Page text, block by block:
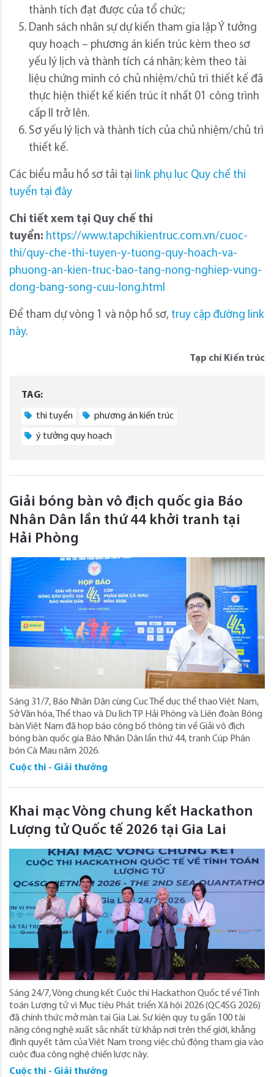
thành tích đạt được của tổ chức;
Danh sách nhân sự dự kiến tham gia lập Ý tưởng
quy hoạch – phương án kiến trúc kèm theo sơ
yếu lý lịch và thành tích cá nhân; kèm theo tài
liệu chứng minh có chủ nhiệm/chủ trì thiết kế đã
thực hiện thiết kế kiến trúc ít nhất 01 công trình
cấp II trở lên.
Sơ yếu lý lịch và thành tích của chủ nhiệm/chủ trì
thiết kế.
Các biểu mẫu hồ sơ tải tại link phụ lục Quy chế thi
tuyển tại đây
Chi tiết xem tại Quy chế thi
tuyển: https://www.tapchikientruc.com.vn/cuoc-
thi/quy-che-thi-tuyen-y-tuong-quy-hoach-va-
phuong-an-kien-truc-bao-tang-nong-nghiep-vung-
dong-bang-song-cuu-long.html
Để tham dự vòng 1 và nộp hồ sơ, truy cập đường link
này.
Tạp chí Kiến trúc
TAG:
thi tuyển phương án kiến trúc
ý tưởng quy hoạch
Giải bóng bàn vô địch quốc gia Báo
Nhân Dân lần thứ 44 khởi tranh tại
Hải Phòng
Sáng 31/7, Báo Nhân Dân cùng Cục Thể dục thể thao Việt Nam,
Sở Văn hóa, Thể thao và Du lịch TP Hải Phòng và Liên đoàn Bóng
bàn Việt Nam đã họp báo công bố thông tin về Giải vô địch
bóng bàn quốc gia Báo Nhân Dân lần thứ 44, tranh Cúp Phân
bón Cà Mau năm 2026.
Cuộc thi - Giải thưởng
Khai mạc Vòng chung kết Hackathon
Lượng tử Quốc tế 2026 tại Gia Lai
Sáng 24/7, Vòng chung kết Cuộc thi Hackathon Quốc tế về Tính
toán Lượng tử vì Mục tiêu Phát triển Xã hội 2026 (QC4SG 2026)
đã chính thức mở màn tại Gia Lai. Sự kiện quy tụ gần 100 tài
năng công nghệ xuất sắc nhất từ khắp nơi trên thế giới, khẳng
định quyết tâm của Việt Nam trong việc chủ động tham gia vào
cuộc đua công nghệ chiến lược này.
Cuộc thi - Giải thưởng